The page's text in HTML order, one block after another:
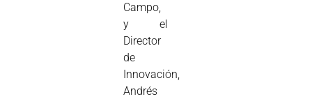
Campo,
y el
Director
de
Innovación,
Andrés